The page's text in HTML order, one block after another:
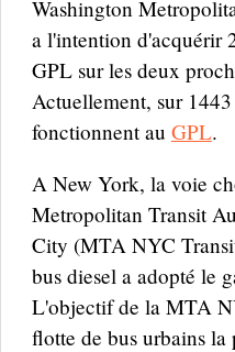
Washington
a l'intention d'acquérir
GPL sur les deux
Actuellement, sur
fonctionnent au GPL.
A New York, la voie
Metropolitan Transit
City (MTA NYC
bus diesel a adopté le
L'objectif de la MTA
flotte de bus urbains la